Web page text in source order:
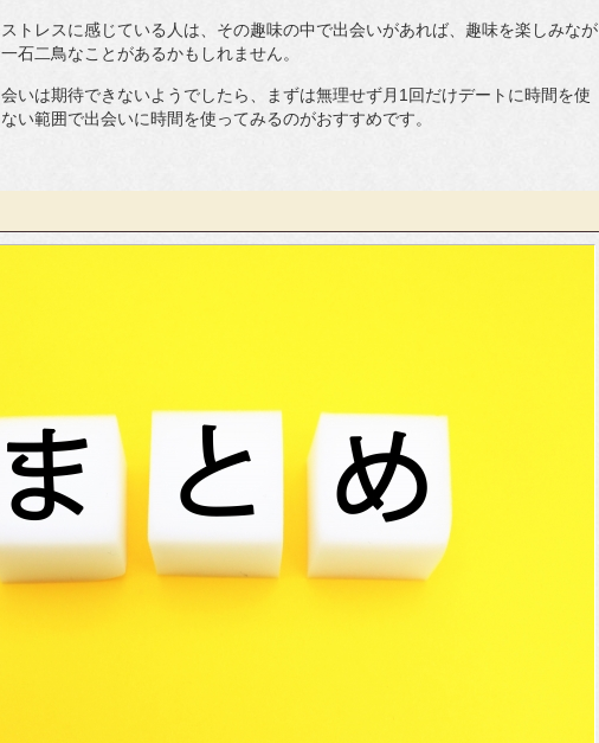
トレスに感じている人は、その趣味の中で出会いがあれば、趣味を楽しみなが
石二鳥なことがあるかもしれません。
いは期待できないようでしたら、まずは無理せず月1回だけデートに時間を使
い範囲で出会いに時間を使ってみるのがおすすめです。